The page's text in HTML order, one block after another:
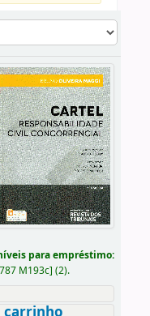
para empréstimo:
M193c] (2).